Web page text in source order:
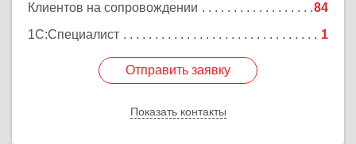
Клиентов на сопровождении
84
1С:Специалист
1
Отправить заявку
Показать контакты
Отправить заявку
Назад